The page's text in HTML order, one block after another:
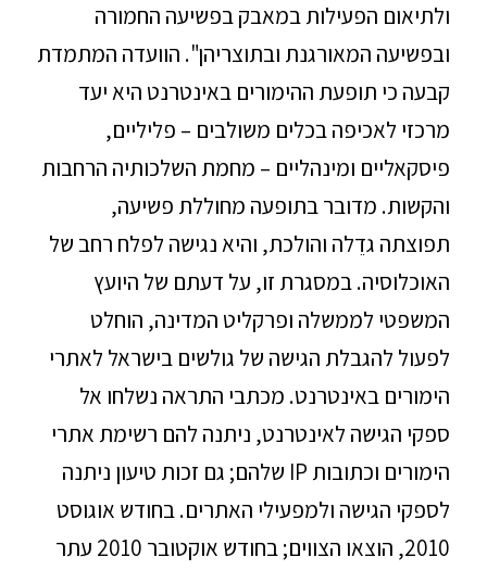
ולתיאום הפעילות במאבק בפשיעה החמורה
ובפשיעה המאורגנת ובתוצריהן". הוועדה המתמדת
קבעה כי תופעת ההימורים באינטרנט היא יעד
מרכזי לאכיפה בכלים משולבים – פליליים,
פיסקאליים ומינהליים – מחמת השלכותיה הרחבות
והקשות. מדובר בתופעה מחוללת פשיעה,
תפוצתה גדֵלה והולכת, והיא נגישה לפלח רחב של
האוכלוסיה. במסגרת זו, על דעתם של היועץ
המשפטי לממשלה ופרקליט המדינה, הוחלט
לפעול להגבלת הגישה של גולשים בישראל לאתרי
הימורים באינטרנט. מכתבי התראה נשלחו אל
ספקי הגישה לאינטרנט, ניתנה להם רשימת אתרי
הימורים וכתובות IP שלהם; גם זכות טיעון ניתנה
לספקי הגישה ולמפעילי האתרים. בחודש אוגוסט
2010, הוצאו הצווים; בחודש אוקטובר 2010 עתר